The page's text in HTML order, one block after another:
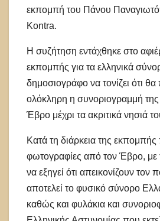
εκπομπή του Πάνου
Kontra.
Η συζήτηση εντάχθηκε στο
εκπομπής για τα ελληνικά
δημοσιογράφο να τονίζει ότι θα
ολόκληρη η συνοριογραμμή
Έβρο μέχρι τα ακριτικά νησιά
Κατά τη διάρκεια της
φωτογραφίες από τον Έβρο, με
να εξηγεί ότι απεικονίζουν τον
αποτελεί το φυσικό σύνορο
καθώς και φυλάκια και